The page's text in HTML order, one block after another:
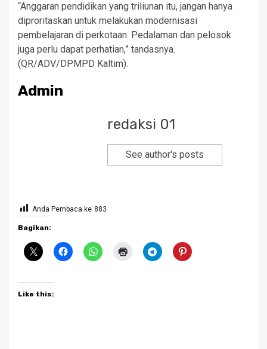
“Anggaran pendidikan yang triliunan itu, jangan hanya
diproritaskan untuk melakukan modernisasi
pembelajaran di perkotaan. Pedalaman dan pelosok
juga perlu dapat perhatian,” tandasnya.
(QR/ADV/DPMPD Kaltim).
Admin
redaksi 01
See author's posts
Anda Pembaca ke 883
Bagikan:
Like this: